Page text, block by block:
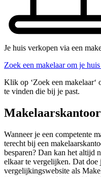
Je huis verkopen via een
Zoek een makelaar om je
Klik op ‘Zoek een makelaar‘
te vinden die bij je past.
Makelaarskantoor
Wanneer je een competente
terecht bij een
besparen? Dan kan het altijd
elkaar te vergelijken. Dat doe
vergelijkingswebsite als